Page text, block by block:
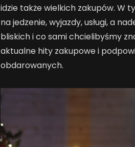
idzie także wielkich zakupów. W
na jedzenie, wyjazdy, usługi, a
bliskich i co sami chcielibyśmy
aktualne hity zakupowe i
obdarowanych.